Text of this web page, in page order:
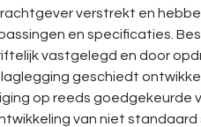
verstrekt en
en specificaties.
vastgelegd en door
geschiedt
op reeds goedgekeurde
van niet